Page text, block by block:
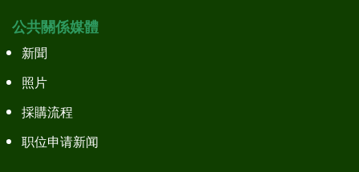
公共關係媒體
新聞
照片
採購流程
职位申请新闻